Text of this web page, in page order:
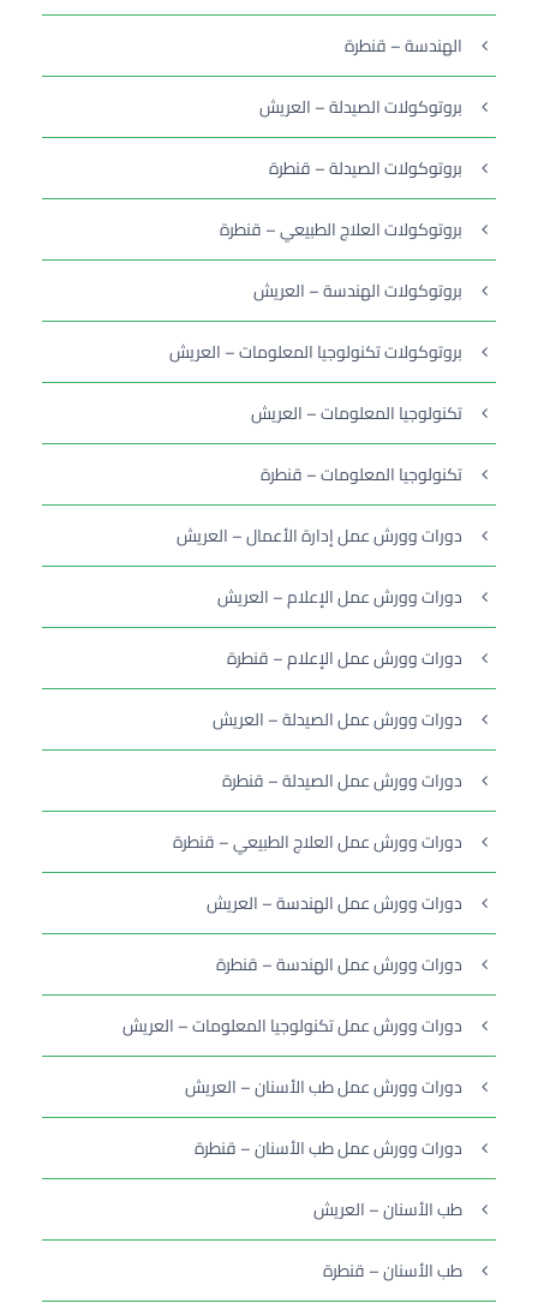
الهندسة – قنطرة
بروتوكولات الصيدلة – العريش
بروتوكولات الصيدلة – قنطرة
بروتوكولات العلاج الطبيعي – قنطرة
بروتوكولات الهندسة – العريش
بروتوكولات تكنولوجيا المعلومات – العريش
تكنولوجيا المعلومات – العريش
تكنولوجيا المعلومات – قنطرة
دورات وورش عمل إدارة الأعمال – العريش
دورات وورش عمل الإعلام – العريش
دورات وورش عمل الإعلام – قنطرة
دورات وورش عمل الصيدلة – العريش
دورات وورش عمل الصيدلة – قنطرة
دورات وورش عمل العلاج الطبيعي – قنطرة
دورات وورش عمل الهندسة – العريش
دورات وورش عمل الهندسة – قنطرة
دورات وورش عمل تكنولوجيا المعلومات – العريش
دورات وورش عمل طب الأسنان – العريش
دورات وورش عمل طب الأسنان – قنطرة
طب الأسنان – العريش
طب الأسنان – قنطرة